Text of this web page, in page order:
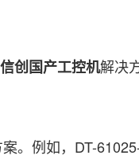
信创国产工控机解决
例如，DT-